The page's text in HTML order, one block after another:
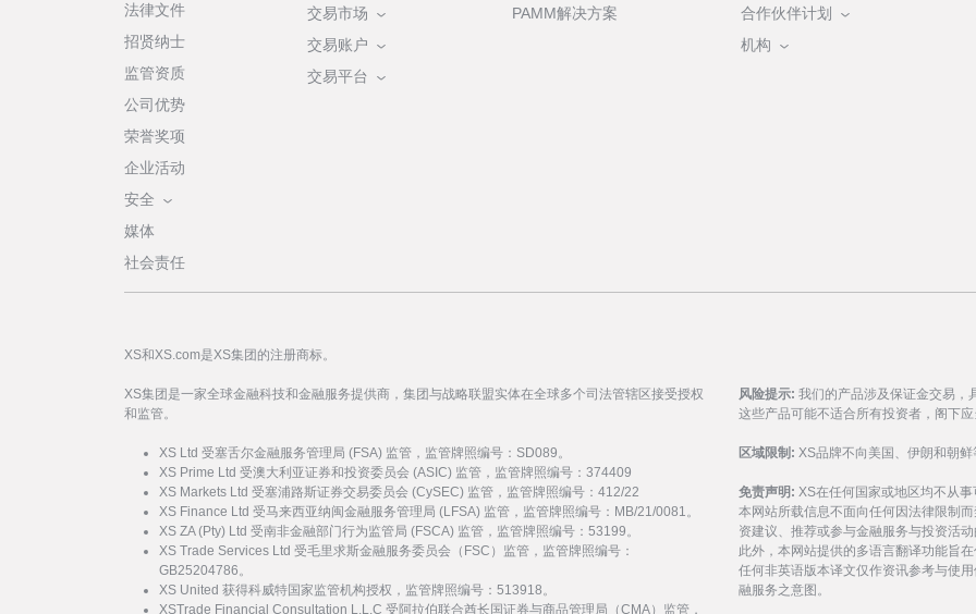
法律文件
招贤纳士
监管资质
公司优势
荣誉奖项
企业活动
安全
媒体
社会责任
交易市场
交易账户
交易平台
PAMM解决方案
合作伙伴计划
机构
XS和XS.com是XS集团的注册商标。
XS集团是一家全球金融科技和金融服务提供商，集团与战略联盟实体在全球多个司法管辖区接受授权
和监管。
XS Ltd 受塞舌尔金融服务管理局 (FSA) 监管，监管牌照编号：SD089。
XS Prime Ltd 受澳大利亚证券和投资委员会 (ASIC) 监管，监管牌照编号：374409
XS Markets Ltd 受塞浦路斯证券交易委员会 (CySEC) 监管，监管牌照编号：412/22
XS Finance Ltd 受马来西亚纳闽金融服务管理局 (LFSA) 监管，监管牌照编号：MB/21/0081。
XS ZA (Pty) Ltd 受南非金融部门行为监管局 (FSCA) 监管，监管牌照编号：53199。
XS Trade Services Ltd 受毛里求斯金融服务委员会（FSC）监管，监管牌照编号：
GB25204786。
XS United 获得科威特国家监管机构授权，监管牌照编号：513918。
XSTrade Financial Consultation L.L.C 受阿拉伯联合酋长国证券与商品管理局（CMA）监管，
风险提示: 我们的产品涉及保证金交易，
这些产品可能不适合所有投资者，阁下
区域限制: XS品牌不向美国、伊朗和朝
免责声明: XS在任何国家或地区均不从
本网站所载信息不面向任何因法律限制
资建议、推荐或参与金融服务与投资活
此外，本网站提供的多语言翻译功能旨
任何非英语版本译文仅作资讯参考与使
融服务之意图。